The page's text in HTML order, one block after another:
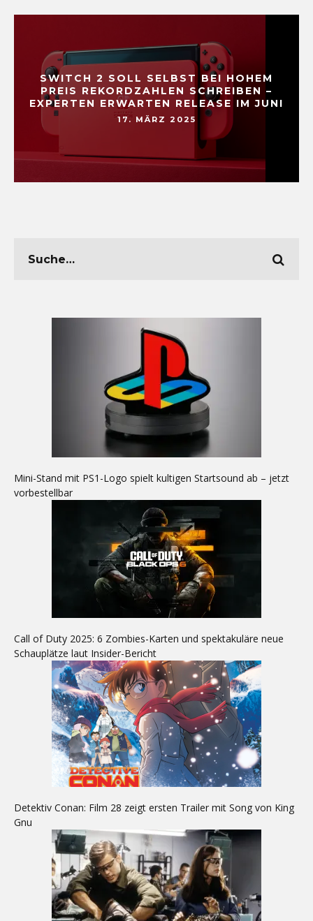
SWITCH 2 SOLL SELBST BEI HOHEM
PREIS REKORDZAHLEN SCHREIBEN –
EXPERTEN ERWARTEN RELEASE IM JUNI
17. MÄRZ 2025
Mini-Stand mit PS1-Logo spielt kultigen Startsound ab – jetzt
vorbestellbar
Call of Duty 2025: 6 Zombies-Karten und spektakuläre neue
Schauplätze laut Insider-Bericht
Detektiv Conan: Film 28 zeigt ersten Trailer mit Song von King
Gnu